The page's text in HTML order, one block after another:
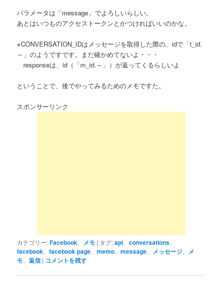
パラメータは「message」でよろしいらしい。
あとはいつものアクセストークンとかつければいいのかな。
※CONVERSATION_IDはメッセージを取得した際の、idで「t_id.
～」のようですです。まだ確かめてないよ・・・
responseは、id（「m_id.～」）が返ってくるらしいよ
ということで、後でやってみるためのメモですた。
スポンサーリンク
カテゴリー:Facebook メモ | タグ:api 、conversations
facebook 、facebook page 、memo 、message メッセージ
メ
モ 、返信 | コメントを残す